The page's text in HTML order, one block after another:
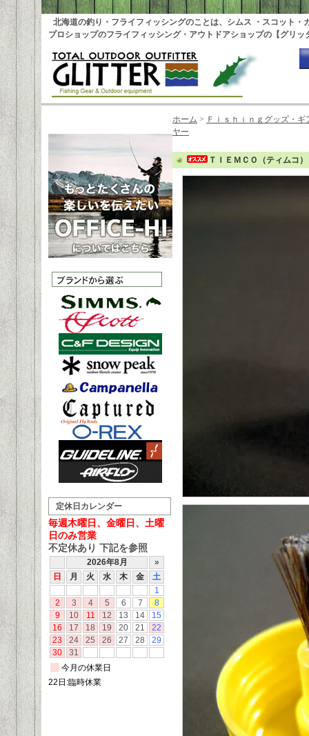
北海道の釣り・フライフィッシングのことは、シムス ・スコット・
プロショップのフライフィッシング・アウトドアショップの【グリッ
定休日カレンダー
毎週木曜日、金曜日、土曜
日のみ営業
不定休あり 下記を参照
ホーム > Ｆｉｓｈｉｎｇグッズ・ギ
ヤー
ＴＩＥＭＣＯ（ティムコ